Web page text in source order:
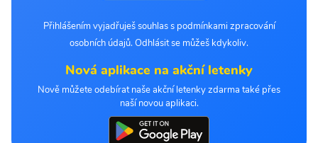
Přihlášením vyjadřuješ souhlas s podmínkami zpracování
osobních údajů. Odhlásit se můžeš kdykoliv.
Nová aplikace na akční letenky
Nově můžete odebírat naše akční letenky zdarma také přes
naší novou aplikaci.